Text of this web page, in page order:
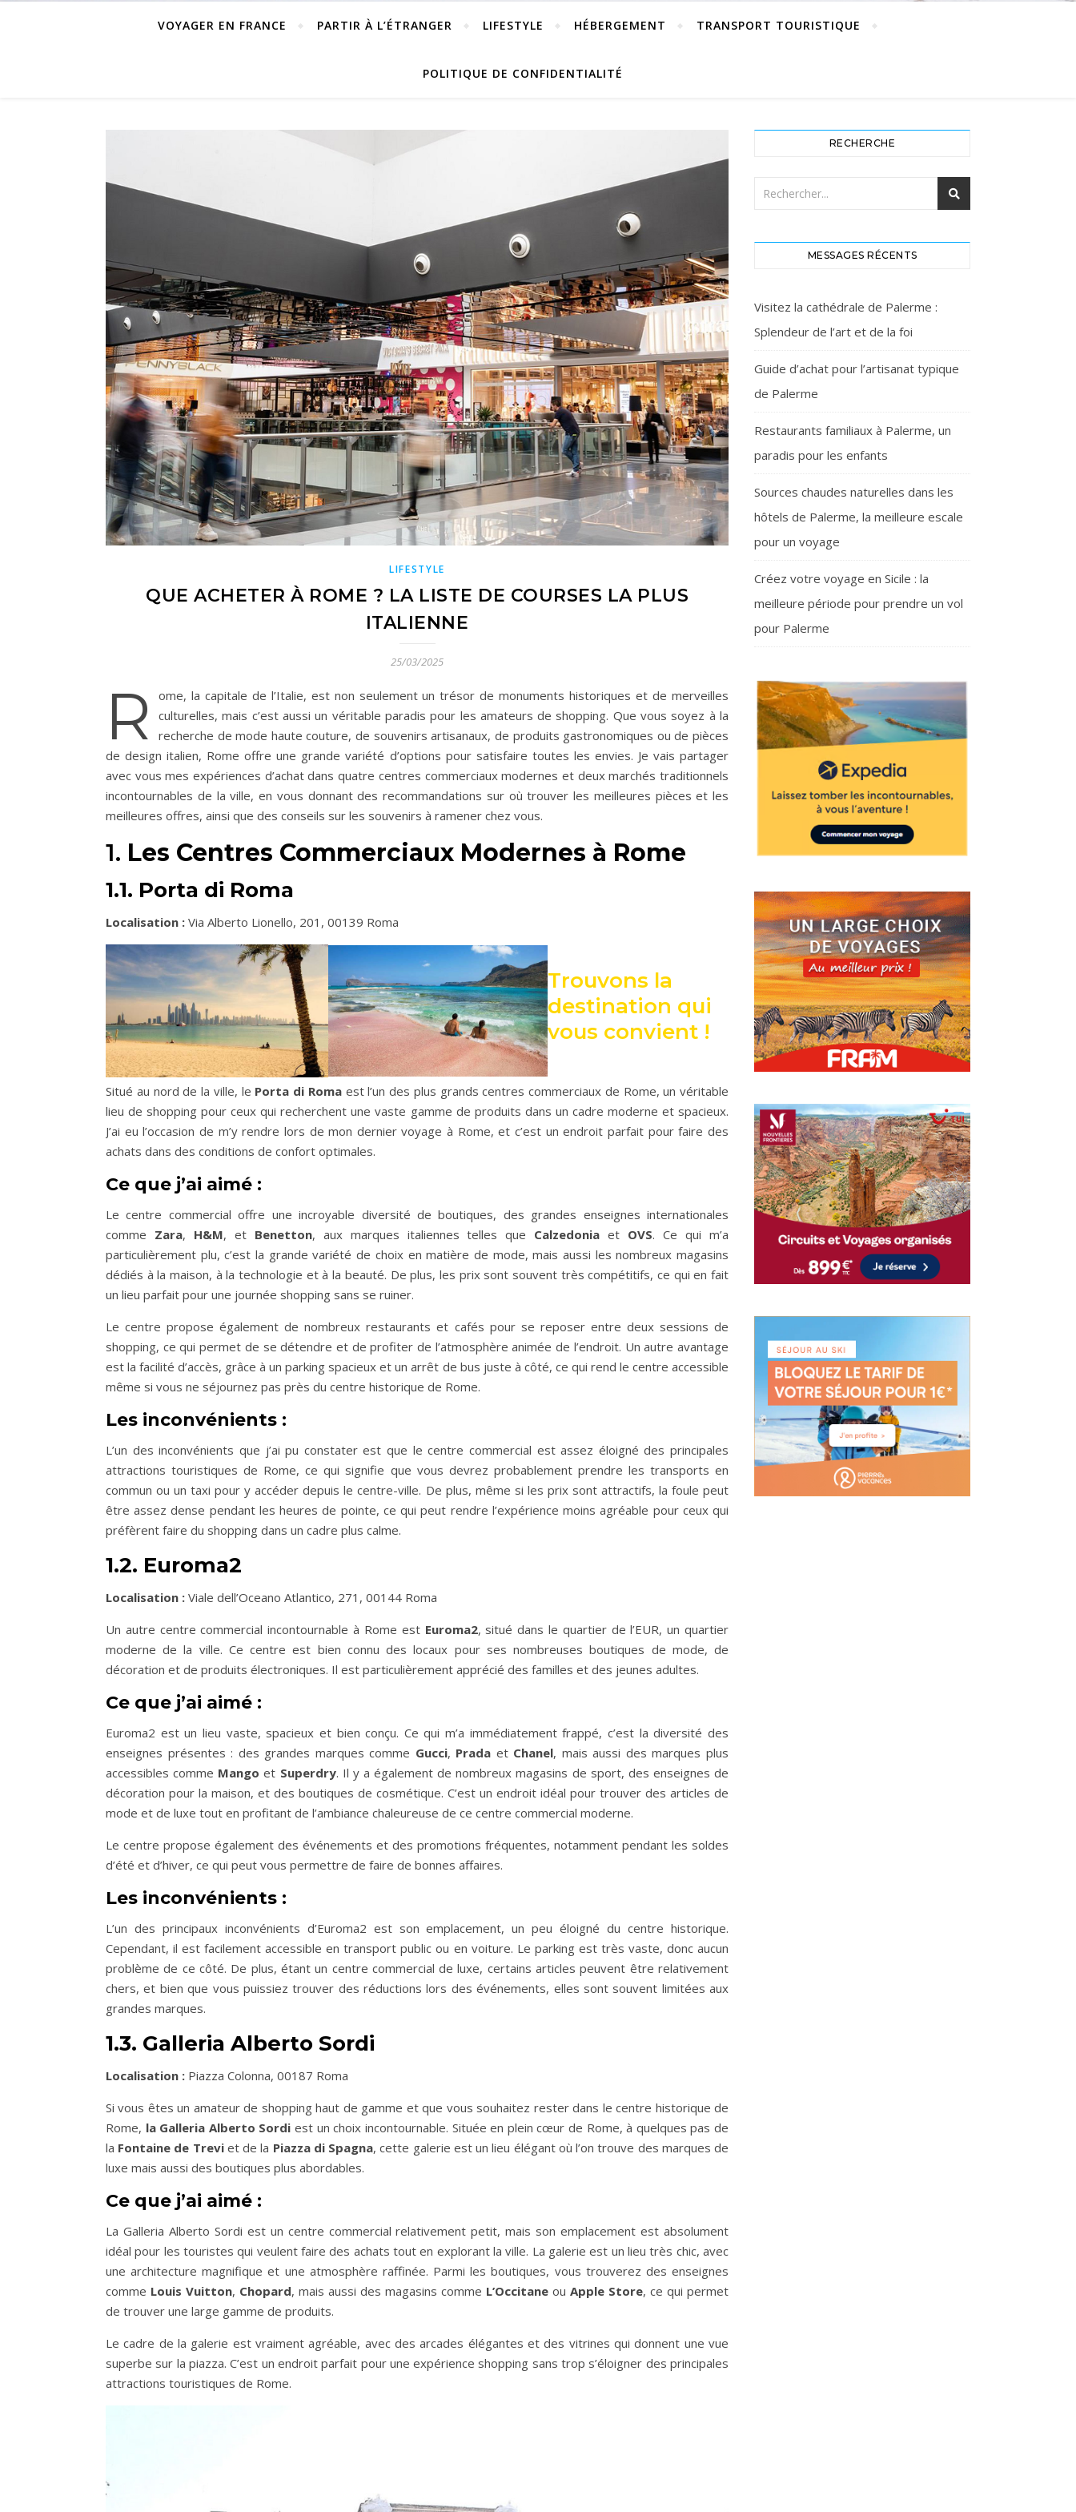
VOYAGER EN FRANCE PARTIR À L’ÉTRANGER LIFESTYLE HÉBERGEMENT TRANSPORT TOURISTIQUE
POLITIQUE DE CONFIDENTIALITÉ
LIFESTYLE
QUE ACHETER À ROME ? LA LISTE DE COURSES LA PLUS
ITALIENNE
25/03/2025
R
ome, la capitale de l’Italie, est non seulement un trésor de monuments historiques et de merveilles
culturelles, mais c’est aussi un véritable paradis pour les amateurs de shopping. Que vous soyez à la
recherche de mode haute couture, de souvenirs artisanaux, de produits gastronomiques ou de pièces
de design italien, Rome offre une grande variété d’options pour satisfaire toutes les envies. Je vais partager
avec vous mes expériences d’achat dans quatre centres commerciaux modernes et deux marchés traditionnels
incontournables de la ville, en vous donnant des recommandations sur où trouver les meilleures pièces et les
meilleures offres, ainsi que des conseils sur les souvenirs à ramener chez vous.
1. Les Centres Commerciaux Modernes à Rome
1.1. Porta di Roma
Localisation : Via Alberto Lionello, 201, 00139 Roma
Trouvons la
destination qui
vous convient !
Situé au nord de la ville, le Porta di Romaest l’un des plus grands centres commerciaux de Rome, un véritable
lieu de shopping pour ceux qui recherchent une vaste gamme de produits dans un cadre moderne et spacieux.
J’ai eu l’occasion de m’y rendre lors de mon dernier voyage à Rome, et c’est un endroit parfait pour faire des
achats dans des conditions de confort optimales.
Ce que j’ai aimé :
Le centre commercial offre une incroyable diversité de boutiques, des grandes enseignes internationales
comme Zara, H&M, et Benetton, aux marques italiennes telles que Calzedonia et OVS. Ce qui m’a
particulièrement plu, c’est la grande variété de choix en matière de mode, mais aussi les nombreux magasins
dédiés à la maison, à la technologie et à la beauté. De plus, les prix sont souvent très compétitifs, ce qui en fait
un lieu parfait pour une journée shopping sans se ruiner.
Le centre propose également de nombreux restaurants et cafés pour se reposer entre deux sessions de
shopping, ce qui permet de se détendre et de profiter de l’atmosphère animée de l’endroit. Un autre avantage
est la facilité d’accès, grâce à un parking spacieux et un arrêt de bus juste à côté, ce qui rend le centre accessible
même si vous ne séjournez pas près du centre historique de Rome.
Les inconvénients :
L’un des inconvénients que j’ai pu constater est que le centre commercial est assez éloigné des principales
attractions touristiques de Rome, ce qui signifie que vous devrez probablement prendre les transports en
commun ou un taxi pour y accéder depuis le centre-ville. De plus, même si les prix sont attractifs, la foule peut
être assez dense pendant les heures de pointe, ce qui peut rendre l’expérience moins agréable pour ceux qui
préfèrent faire du shopping dans un cadre plus calme.
1.2. Euroma2
Localisation : Viale dell’Oceano Atlantico, 271, 00144 Roma
Un autre centre commercial incontournable à Rome est Euroma2, situé dans le quartier de l’EUR, un quartier
moderne de la ville. Ce centre est bien connu des locaux pour ses nombreuses boutiques de mode, de
décoration et de produits électroniques. Il est particulièrement apprécié des familles et des jeunes adultes.
Ce que j’ai aimé :
Euroma2 est un lieu vaste, spacieux et bien conçu. Ce qui m’a immédiatement frappé, c’est la diversité des
enseignes présentes : des grandes marques comme Gucci, Prada et Chanel, mais aussi des marques plus
accessibles comme Mango et Superdry. Il y a également de nombreux magasins de sport, des enseignes de
décoration pour la maison, et des boutiques de cosmétique. C’est un endroit idéal pour trouver des articles de
mode et de luxe tout en profitant de l’ambiance chaleureuse de ce centre commercial moderne.
Le centre propose également des événements et des promotions fréquentes, notamment pendant les soldes
d’été et d’hiver, ce qui peut vous permettre de faire de bonnes affaires.
Les inconvénients :
L’un des principaux inconvénients d’Euroma2 est son emplacement, un peu éloigné du centre historique.
Cependant, il est facilement accessible en transport public ou en voiture. Le parking est très vaste, donc aucun
problème de ce côté. De plus, étant un centre commercial de luxe, certains articles peuvent être relativement
chers, et bien que vous puissiez trouver des réductions lors des événements, elles sont souvent limitées aux
grandes marques.
1.3. Galleria Alberto Sordi
Localisation : Piazza Colonna, 00187 Roma
Si vous êtes un amateur de shopping haut de gamme et que vous souhaitez rester dans le centre historique de
Rome, la Galleria Alberto Sordi est un choix incontournable. Située en plein cœur de Rome, à quelques pas de
la Fontaine de Treviet de la Piazza di Spagna, cette galerie est un lieu élégant où l’on trouve des marques de
luxe mais aussi des boutiques plus abordables.
Ce que j’ai aimé :
La Galleria Alberto Sordi est un centre commercial relativement petit, mais son emplacement est absolument
idéal pour les touristes qui veulent faire des achats tout en explorant la ville. La galerie est un lieu très chic, avec
une architecture magnifique et une atmosphère raffinée. Parmi les boutiques, vous trouverez des enseignes
comme Louis Vuitton, Chopard, mais aussi des magasins comme L’Occitane ou Apple Store, ce qui permet
de trouver une large gamme de produits.
Le cadre de la galerie est vraiment agréable, avec des arcades élégantes et des vitrines qui donnent une vue
superbe sur la piazza. C’est un endroit parfait pour une expérience shopping sans trop s’éloigner des principales
attractions touristiques de Rome.
RECHERCHE
MESSAGES RÉCENTS
Visitez la cathédrale de Palerme :
Splendeur de l’art et de la foi
Guide d’achat pour l’artisanat typique
de Palerme
Restaurants familiaux à Palerme, un
paradis pour les enfants
Sources chaudes naturelles dans les
hôtels de Palerme, la meilleure escale
pour un voyage
Créez votre voyage en Sicile : la
meilleure période pour prendre un vol
pour Palerme